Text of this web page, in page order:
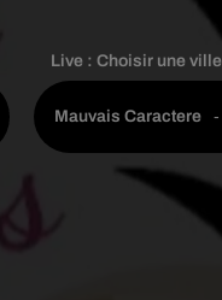
Live :Choisir une ville
Mauvais Caractere -